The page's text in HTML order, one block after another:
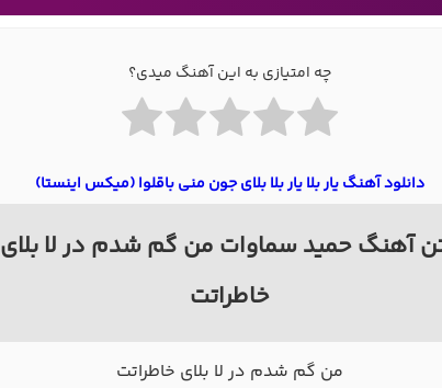
چه امتیازی به این آهنگ میدی؟
دانلود آهنگ یار بلا یار بلا بلای جون منی باقلوا (میکس اینستا)
آهنگ حمید سماوات من گم شدم در لا بلای
خاطراتت
من گم شدم در لا بلای خاطراتت